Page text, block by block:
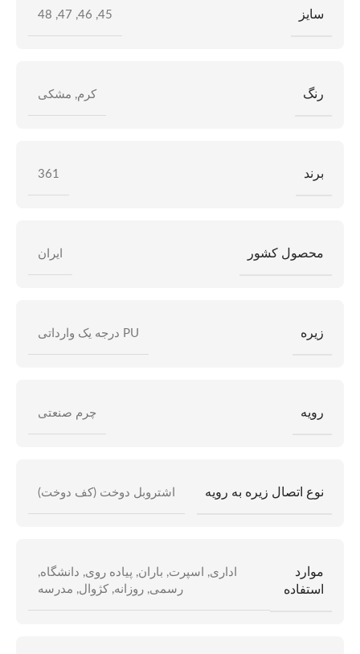
سایز 45
,
46
,
47
,
48
رنگ کرم, مشکی
برند 361
محصول کشور ایران
زیره PU درجه یک وارداتی
رویه چرم صنعتی
نوع اتصال زیره به رویه اشتروبل دوخت (کف دوخت)
موارد
استفاده
اداری, اسپرت, باران, پیاده روی, دانشگاه,
رسمی, روزانه, کژوال, مدرسه